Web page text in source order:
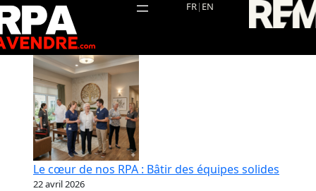
Aller
au
contenu
FR| EN
Le cœur de nos RPA : Bâtir des équipes solides
22 avril 2026